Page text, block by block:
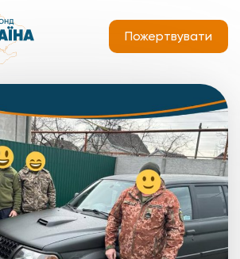
Пожертвувати